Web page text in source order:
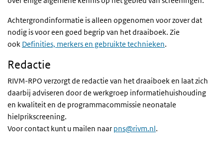
Achtergrondinformatie is alleen opgenomen voor zover dat
nodig is voor een goed begrip van het draaiboek. Zie
ook Definities, merkers en gebruikte technieken.
Redactie
RIVM-RPO verzorgt de redactie van het draaiboek en laat zich
daarbij adviseren door de werkgroep informatiehuishouding
en kwaliteit en de programmacommissie neonatale
hielprikscreening.
Voor contact kunt u mailen naar pns@rivm.nl.